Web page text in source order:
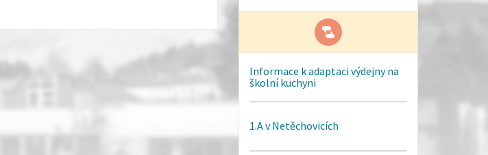
Informace k adaptaci výdejny na
školní kuchyni
1.A v Netěchovicích